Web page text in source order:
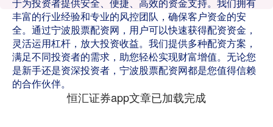
丰富的行业经验和专业的风控团队，确保客户资金的安
全。通过宁波股票配资网，用户可以快速获得配资资金，
灵活运用杠杆，放大投资收益。我们提供多种配资方案，
满足不同投资者的需求，助您轻松实现财富增值。无论您
是新手还是资深投资者，宁波股票配资网都是您值得信赖
的合作伙伴。
恒汇证券app文章已加载完成